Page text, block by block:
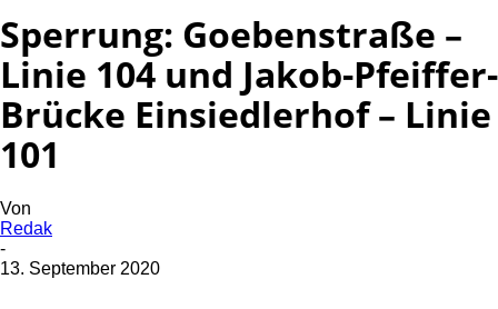
Sperrung: Goebenstraße –
Linie 104 und Jakob-Pfeiffer-
Brücke Einsiedlerhof – Linie
101
Von
Redak
-
13. September 2020